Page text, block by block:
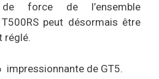
force de l’ensemble
peut désormais être
réglé.
de GT5.